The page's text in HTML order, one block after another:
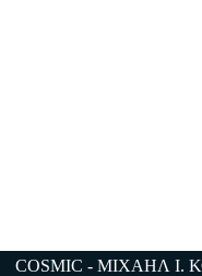
COSMIC - ΜΙΧΑΗΛ Ι.